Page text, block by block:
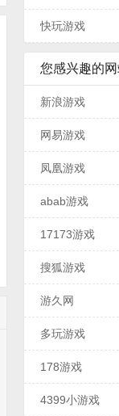
快玩游戏
您感兴趣的
新浪游戏
网易游戏
凤凰游戏
abab游戏
17173游戏
搜狐游戏
游久网
多玩游戏
178游戏
4399小游戏